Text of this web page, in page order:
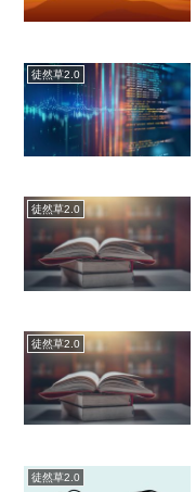
徒然草2.0
徒然草2.0
徒然草2.0
徒然草2.0